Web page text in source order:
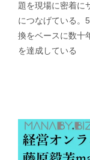
題を現場に密着に
につなげている。
換をベースに数十
を達成している